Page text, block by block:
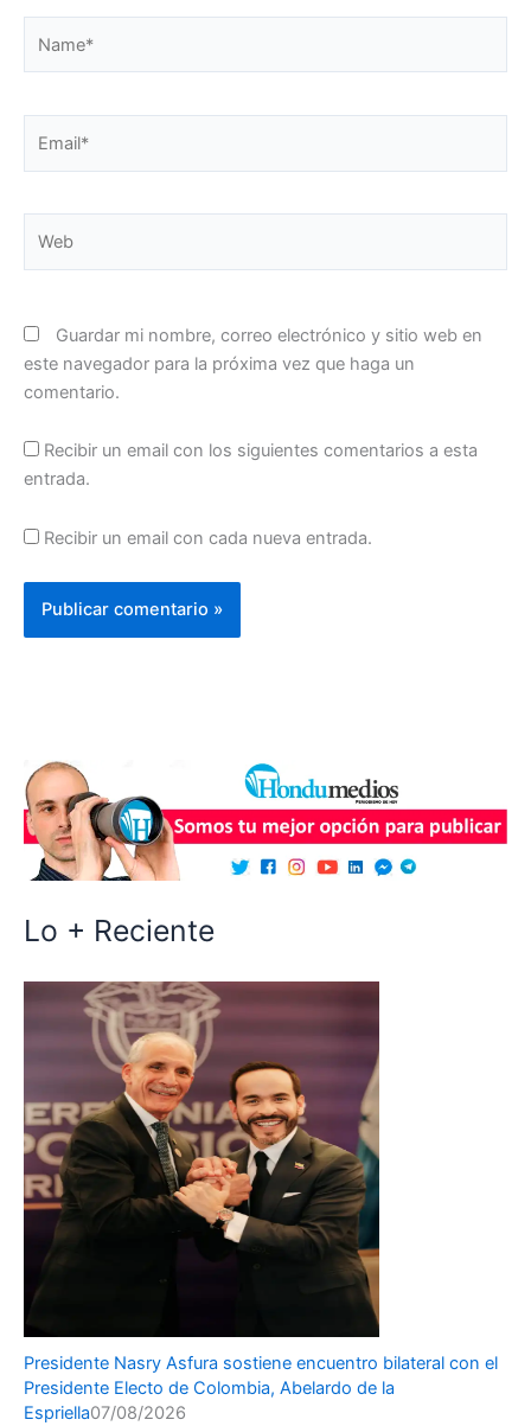
Guardar mi nombre, correo electrónico y sitio web en
este navegador para la próxima vez que haga un
comentario.
Recibir un email con los siguientes comentarios a esta
entrada.
Recibir un email con cada nueva entrada.
Lo + Reciente
Presidente Nasry Asfura sostiene encuentro bilateral con el
Presidente Electo de Colombia, Abelardo de la
Espriella07/08/2026